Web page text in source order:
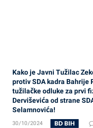
Kako je Javni Tužilac
protiv SDA kadra Bahrije
tužilačke odluke za prvi
Derviševića od strane
Selamnovića!
30/10/2024 BD BIH